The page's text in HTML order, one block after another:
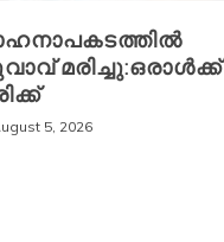
മരിച്ചു:ഒരാൾക്ക്
5, 2026